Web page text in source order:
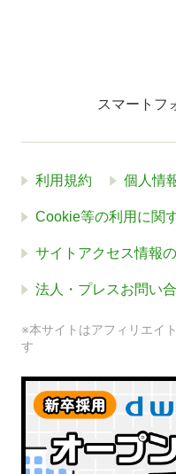
スマートフ
利用規約 個人情
Cookie等の利用に関
サイトアクセス情報
法人・プレスお問い
※本サイトはアフィリエイ
す